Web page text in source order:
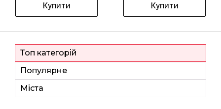
Купити Купити
Топ категорій
Популярне
Міста